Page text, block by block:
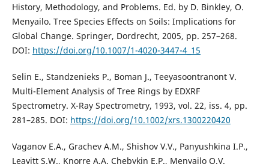
History, Methodology, and Problems. Ed. by D. Binkley, O.
Menyailo. Tree Species Effects on Soils: Implications for
Global Change. Springer, Dordrecht, 2005, pp. 257–268.
DOI: https://doi.org/10.1007/1-4020-3447-4_15
Selin E., Standzenieks P., Boman J., Teeyasoontranont V.
Multi-Element Analysis of Tree Rings by EDXRF
Spectrometry. X-Ray Spectrometry, 1993, vol. 22, iss. 4, pp.
281–285. DOI: https://doi.org/10.1002/xrs.1300220420
Vaganov E.A., Grachev A.M., Shishov V.V., Panyushkina I.P.,
Leavitt S.W., Knorre A.A. Chebykin E.P., Menyailo O.V.